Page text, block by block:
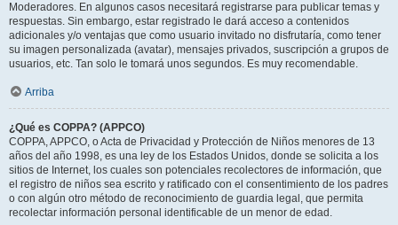
Moderadores. En algunos casos necesitará registrarse para publicar temas y
respuestas. Sin embargo, estar registrado le dará acceso a contenidos
adicionales y/o ventajas que como usuario invitado no disfrutaría, como tener
su imagen personalizada (avatar), mensajes privados, suscripción a grupos de
usuarios, etc. Tan solo le tomará unos segundos. Es muy recomendable.
Arriba
¿Qué es COPPA? (APPCO)
COPPA, APPCO, o Acta de Privacidad y Protección de Niños menores de 13
años del año 1998, es una ley de los Estados Unidos, donde se solicita a los
sitios de Internet, los cuales son potenciales recolectores de información, que
el registro de niños sea escrito y ratificado con el consentimiento de los padres
o con algún otro método de reconocimiento de guardia legal, que permita
recolectar información personal identificable de un menor de edad.